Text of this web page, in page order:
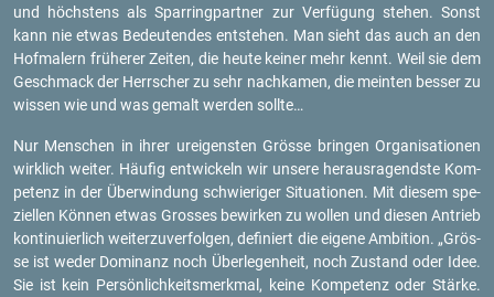
und höchs­tens als Spar­ring­part­ner zur Ver­fü­gung ste­hen. Sonst
kann nie etwas Be­deu­ten­des ent­ste­hen. Man sieht das auch an den
Hof­ma­lern frü­he­rer Zei­ten, die heute kei­ner mehr kennt. Weil sie dem
Ge­schmack der Herr­scher zu sehr nach­ka­men, die mein­ten bes­ser zu
wis­sen wie und was ge­malt wer­den soll­te…
Nur Men­schen in ihrer ur­ei­gens­ten Grös­se brin­gen Or­ga­ni­sa­tio­nen
wirk­lich wei­ter. Häu­fig ent­wi­ckeln wir un­se­re her­aus­ra­gends­te Kom­
pe­tenz in der Über­win­dung schwie­ri­ger Si­tua­tio­nen. Mit die­sem spe­
zi­el­len Kön­nen etwas Gros­ses be­wir­ken zu wol­len und die­sen An­trieb
kon­ti­nu­ier­lich wei­ter­zu­ver­fol­gen, de­fi­niert die ei­ge­ne Am­bi­ti­on. „Grös­
se ist weder Do­mi­nanz noch Über­le­gen­heit, noch Zu­stand oder Idee.
Sie ist kein Per­sön­lich­keits­merk­mal, keine Kom­pe­tenz oder Stär­ke.